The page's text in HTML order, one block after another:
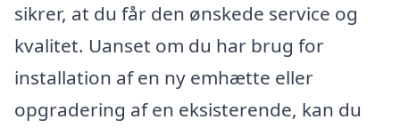
sikrer, at du får den ønskede service og
kvalitet. Uanset om du har brug for
installation af en ny emhætte eller
opgradering af en eksisterende, kan du